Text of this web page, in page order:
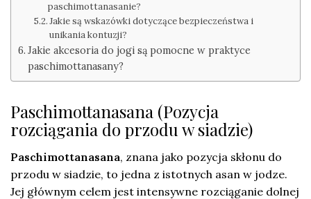
paschimottanasanie?
Jakie są wskazówki dotyczące bezpieczeństwa i
unikania kontuzji?
Jakie akcesoria do jogi są pomocne w praktyce
paschimottanasany?
Paschimottanasana (Pozycja
rozciągania do przodu w siadzie)
Paschimottanasana, znana jako pozycja skłonu do
przodu w siadzie, to jedna z istotnych asan w jodze.
Jej głównym celem jest intensywne rozciąganie dolnej